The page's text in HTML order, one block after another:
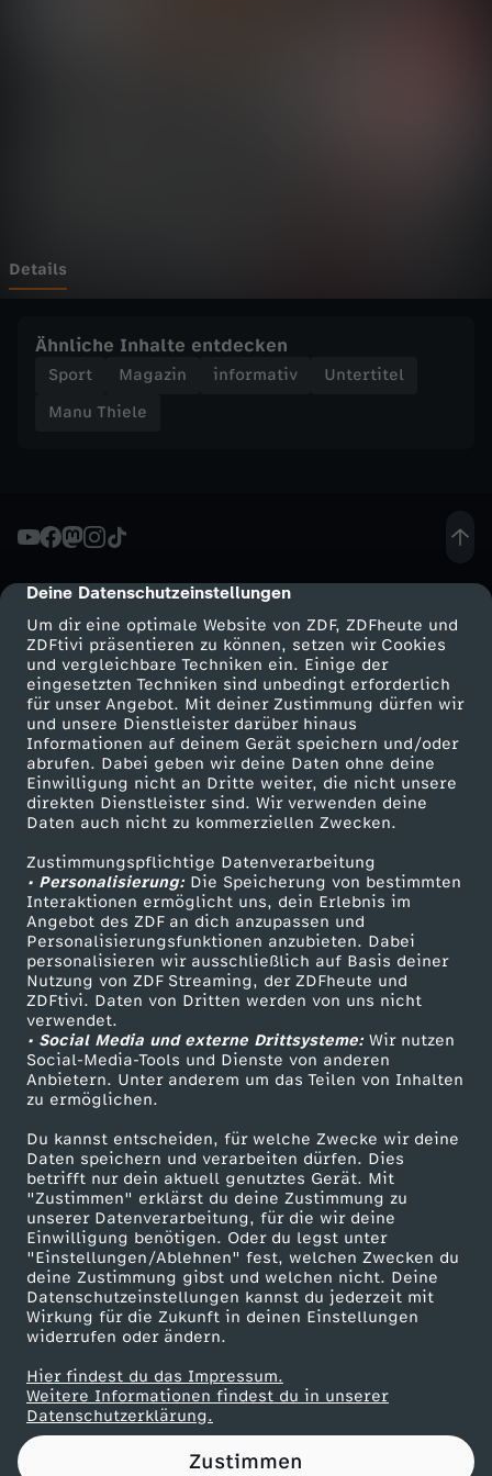
cmp-dialog-description
Deine Datenschutzeinstellungen
Um dir eine optimale Website von ZDF, ZDFheute und
ZDFtivi präsentieren zu können, setzen wir Cookies
und vergleichbare Techniken ein. Einige der
eingesetzten Techniken sind unbedingt erforderlich
für unser Angebot. Mit deiner Zustimmung dürfen wir
und unsere Dienstleister darüber hinaus
Informationen auf deinem Gerät speichern und/oder
abrufen. Dabei geben wir deine Daten ohne deine
Einwilligung nicht an Dritte weiter, die nicht unsere
direkten Dienstleister sind. Wir verwenden deine
Daten auch nicht zu kommerziellen Zwecken.
Zustimmungspflichtige Datenverarbeitung
• Personalisierung:Die Speicherung von bestimmten
Interaktionen ermöglicht uns, dein Erlebnis im
Angebot des ZDF an dich anzupassen und
Personalisierungsfunktionen anzubieten. Dabei
personalisieren wir ausschließlich auf Basis deiner
Nutzung von ZDF Streaming, der ZDFheute und
ZDFtivi. Daten von Dritten werden von uns nicht
verwendet.
• Social Media und externe Drittsysteme:Wir nutzen
Social-Media-Tools und Dienste von anderen
Anbietern. Unter anderem um das Teilen von Inhalten
zu ermöglichen.
Du kannst entscheiden, für welche Zwecke wir deine
Daten speichern und verarbeiten dürfen. Dies
betrifft nur dein aktuell genutztes Gerät. Mit
"Zustimmen" erklärst du deine Zustimmung zu
unserer Datenverarbeitung, für die wir deine
Einwilligung benötigen. Oder du legst unter
"Einstellungen/Ablehnen" fest, welchen Zwecken du
deine Zustimmung gibst und welchen nicht. Deine
Datenschutzeinstellungen kannst du jederzeit mit
Wirkung für die Zukunft in deinen Einstellungen
widerrufen oder ändern.
Hier findest du das Impressum.
Weitere Informationen findest du in unserer
Datenschutzerklärung.
Zustimmen
.
C
i
d
e
n
h
e
i
m
:
E
i
n
V
o
r
b
i
l
Details
Ähnliche Inhalte entdecken
Sport Magazin informativ
Untertitel
Manu Thiele
Mehr ZDF
ZDF-Apps
Smart TV
ZDFtext
Livestreams
Sendungen A-Z
TV-Programm
Service
ZDFmitreden
Kontakt zum ZDF
Tickets
Zuschauerservice
Hilfe
ZDF Unternehmen
Karriere
ZDF goes Schule
Werbefernsehen
Mainzelmännchen
Partner